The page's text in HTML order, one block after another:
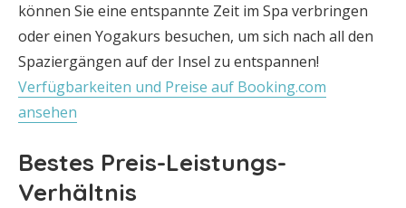
können Sie eine entspannte Zeit im Spa verbringen
oder einen Yogakurs besuchen, um sich nach all den
Spaziergängen auf der Insel zu entspannen!
Verfügbarkeiten und Preise auf Booking.com
ansehen
Bestes Preis-Leistungs-
Verhältnis